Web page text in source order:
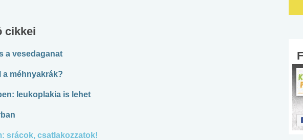
cikkei
a vesedaganat
a méhnyakrák?
leukoplakia is lehet
srácok, csatlakozzatok!